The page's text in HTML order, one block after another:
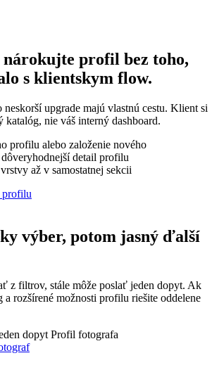
profil bez toho,
s klientskym flow.
neskorší upgrade majú vlastnú cestu. Klient si
katalóg, nie váš interný dashboard.
profilu alebo založenie nového
detail profilu
až v samostatnej sekcii
profilu
výber, potom jasný ďalší
z filtrov, stále môže poslať jeden dopyt. Ak
a rozšírené možnosti profilu riešite oddelene
dopyt Profil fotografa